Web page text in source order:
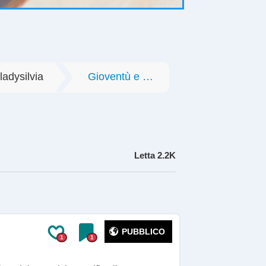
ladysilvia Gioventù e Società
Letta2.2K
1 1
PUBBLICO